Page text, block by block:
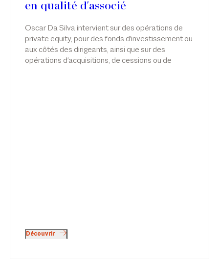
Oscar Da Silva intervient sur des opérations de
private equity, pour des fonds d'investissement ou
aux côtés des dirigeants, ainsi que sur des
opérations d'acquisitions, de cessions ou de
en qualité d'associé
Découvrir